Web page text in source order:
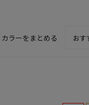
カラーをまとめる